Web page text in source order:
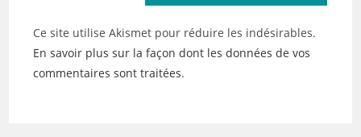
Ce site utilise Akismet pour réduire les indésirables.
En savoir plus sur la façon dont les données de vos
commentaires sont traitées.